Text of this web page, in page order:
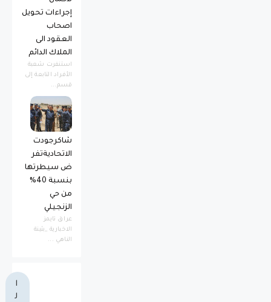
إجراءات تحويل
اصحاب
العقود الى
الملاك الدائم
استنفرت شعبة
الأفراد التابعة إلى
قسم...
شاكرجودت
الاتحاديةتفر
ض سيطرتها
بنسبة 40%
من حي
الزنجيلي
عراق تايمز
الاخبارية _بثينة
الناهي ...
ا
ل